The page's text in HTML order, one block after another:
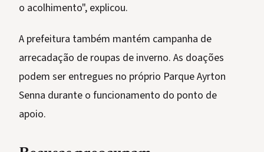
o acolhimento", explicou.
A prefeitura também mantém campanha de
arrecadação de roupas de inverno. As doações
podem ser entregues no próprio Parque Ayrton
Senna durante o funcionamento do ponto de
apoio.